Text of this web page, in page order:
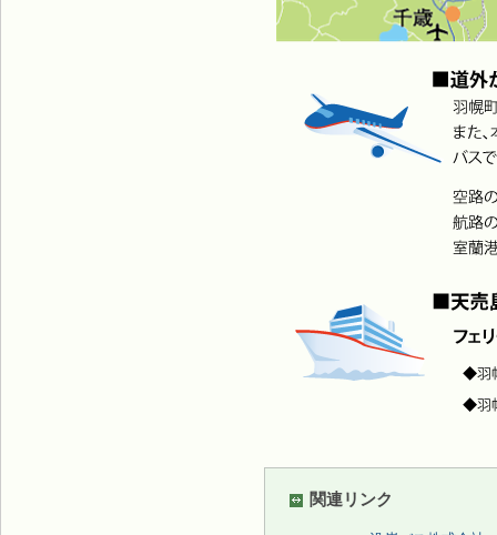
関連リンク